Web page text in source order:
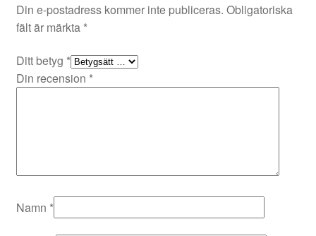
Din e-postadress kommer inte publiceras. Obligatoriska
fält är märkta *
Ditt betyg *
Din recension *
Namn *